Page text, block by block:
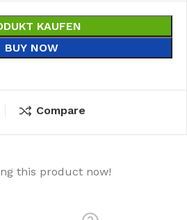
KAUFEN
BUY NOW
Compare
this product now!